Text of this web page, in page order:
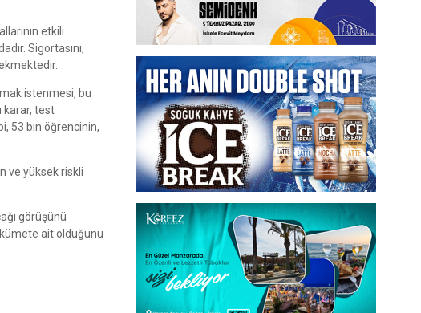
etkili
Sigortasını,
istenmesi, bu
karar, test
53 bin öğrencinin,
ve yüksek riskli
görüşünü
ait olduğunu